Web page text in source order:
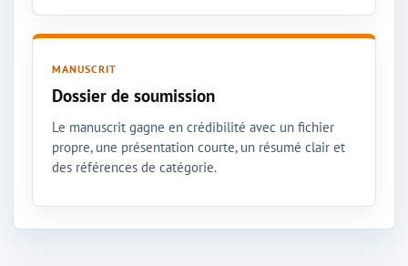
MANUSCRIT
Dossier de soumission
Le manuscrit gagne en crédibilité avec un fichier
propre, une présentation courte, un résumé clair et
des références de catégorie.